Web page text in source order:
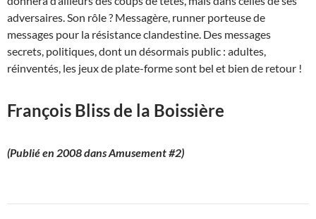
adversaires. Son rôle ? Messagère, runner porteuse de
messages pour la résistance clandestine. Des messages
secrets, politiques, dont un désormais public : adultes,
réinventés, les jeux de plate-forme sont bel et bien de retour !
François Bliss de la Boissière
(Publié en 2008 dans Amusement #2)